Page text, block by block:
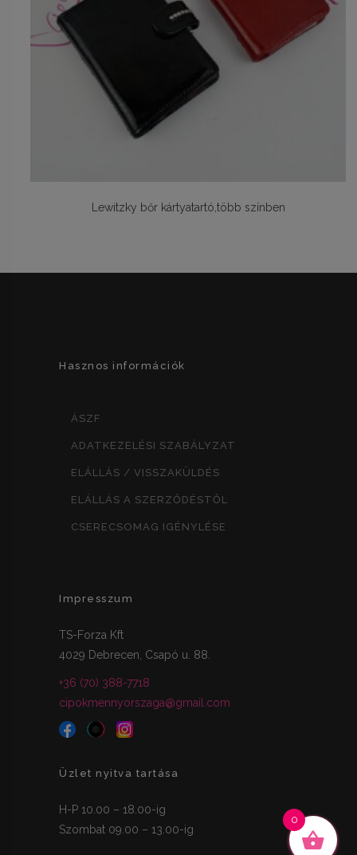
TOVÁBB OLVASOM
Lewitzky bőr kártyatartó,több színben
Hasznos információk
ÁSZF
ADATKEZELÉSI SZABÁLYZAT
ELÁLLÁS / VISSZAKÜLDÉS
ELÁLLÁS A SZERZŐDÉSTŐL
CSERECSOMAG IGÉNYLÉSE
Impresszum
TS-Forza Kft
4029 Debrecen, Csapó u. 88.
+36 (70) 388-7718
cipokmennyorszaga@gmail.com
Üzlet nyitva tartása
H-P 10.00 – 18.00-ig
Szombat 09.00 – 13.00-ig
0